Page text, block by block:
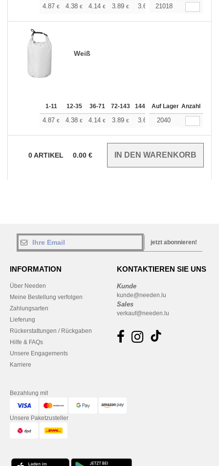
4.87 € 4.38 € 4.14 € 3.89 € 3.65 3.41
21018
Weiß
1-11 12-35 36-71 72-143 144-287 288 + Mehr
Auf Lager Anzahl
4.87 € 4.38 € 4.14 € 3.89 € 3.65 3.41
2040
0ARTIKEL 0.00 €
jetzt abonnieren!
INFORMATION
Über Needen
Meine Bestellung verfolgen
Zahlungsarten
Lieferung
Rückerstattungen / Rückgaben
Hilfe & FAQs
Unsere Engagements
Karriere
KONTAKTIEREN SIE UNS
Kunde
kunde@needen.lu
Sales
verkauf@needen.lu
Bezahlung mit
Unsere Paketzusteller